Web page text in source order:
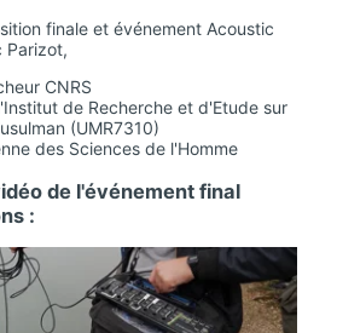
finale et événement Acoustic
Parizot,
CNRS
de Recherche et d'Etude sur
(UMR7310)
des Sciences de l'Homme
de l'événement final
: